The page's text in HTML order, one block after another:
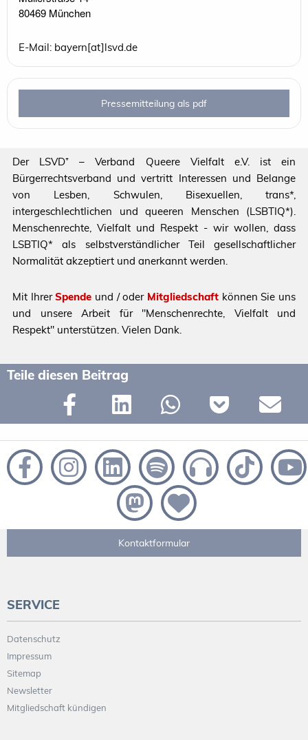
80469 München
E-Mail: bayern[at]lsvd.de
Pressemitteilung als pdf
Der LSVD⁺ – Verband Queere Vielfalt e.V. ist ein
Bürgerrechtsverband und vertritt Interessen und Belange
von Lesben, Schwulen, Bisexuellen, trans*,
intergeschlechtlichen und queeren Menschen (LSBTIQ*).
Menschenrechte, Vielfalt und Respekt - wir wollen, dass
LSBTIQ* als selbstverständlicher Teil gesellschaftlicher
Normalität akzeptiert und anerkannt werden.
Mit IhrerSpende und / oder Mitgliedschaft können Sie uns
und unsere Arbeit für "Menschenrechte, Vielfalt und
Respekt" unterstützen. Vielen Dank.
Teile diesen Beitrag
Kontaktformular
SERVICE
Datenschutz
Impressum
Sitemap
Newsletter
Mitgliedschaft kündigen